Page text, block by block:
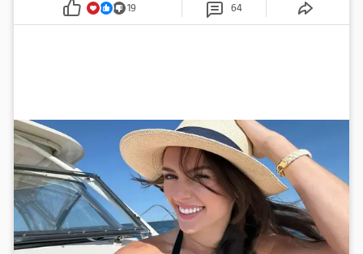
19 64